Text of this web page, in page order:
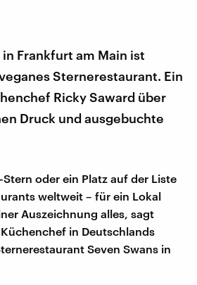
in Frankfurt am Main ist
Sternerestaurant. Ein
Ricky Saward über
Druck und ausgebuchte
oder ein Platz auf der Liste
weltweit – für ein Lokal
Auszeichnung alles, sagt
Küchenchef in Deutschlands
Seven Swans in